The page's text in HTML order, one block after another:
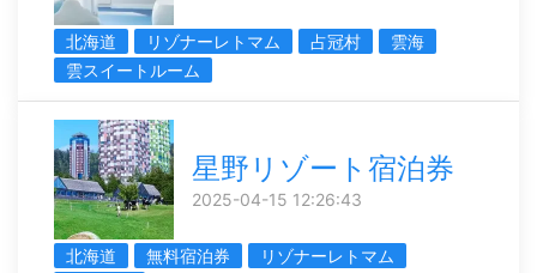
北海道 リゾナーレトマム 占冠村
雲海
雲スイートルーム
星野リゾート宿泊券
2025-04-15 12:26:43
北海道 無料宿泊券
リゾナーレトマム